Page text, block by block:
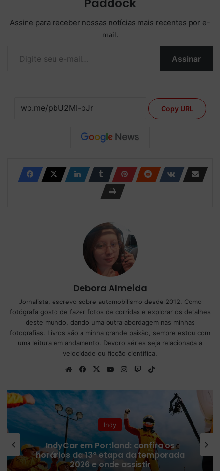
Paddock
Assine para receber nossas notícias mais recentes por e-
mail.
Assinar
Copy URL
Debora Almeida
Jornalista, escrevo sobre automobilismo desde 2012. Como
fotógrafa gosto de fazer fotos de corridas e explorar os detalhes
deste mundo, dando uma outra abordagem nas minhas
fotografias. Livros são a minha grande paixão, sempre estou com
uma leitura em andamento. Devoro séries seja relacionada a
velocidade ou ficção cientifica.
WebsiteFacebook
X YouTubeInstagram
Twitch
Indy
IndyCar em Portland: confira os
horários da 13ª etapa da temporada
2026 e onde assistir